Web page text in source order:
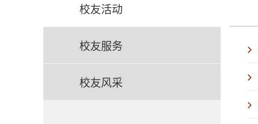
校友活动
校友服务
校友风采